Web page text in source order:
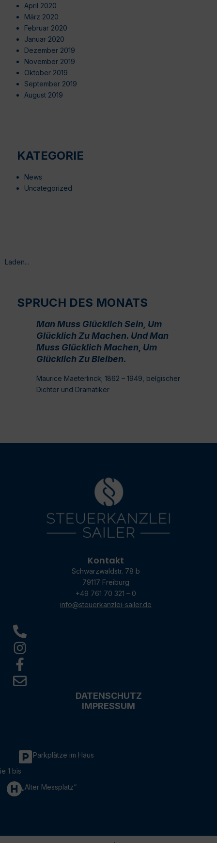
April 2020
März 2020
Februar 2020
Januar 2020
Dezember 2019
November 2019
Oktober 2019
September 2019
August 2019
KATEGORIE
News
Uncategorized
Laden...
SPRUCH DES MONATS
Man Muss Glücklich Sein, Um
Glücklich Zu Machen. Und Man
Muss Glücklich Machen, Um
Glücklich Zu Bleiben.
Maurice Maeterlinck; 1862 – 1949, belgischer
Dichter und Dramatiker
Kontakt
Schwarzwaldstr. 78 b
79117 Freiburg
+49 761 70 321 – 0
info@steuerkanzlei-sailer.de
DATENSCHUTZ
IMPRESSUM
Parkplätze im Haus
1 bis
„Alter Messplatz“